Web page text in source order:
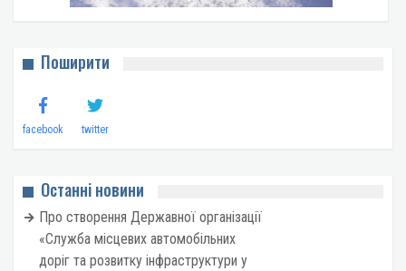
Поширити
facebook twitter
Останні новини
Про створення Державної організації
«Служба місцевих автомобільних
доріг та розвитку інфраструктури у